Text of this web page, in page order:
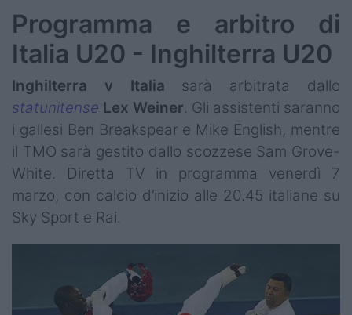
Programma e arbitro di
Italia U20 - Inghilterra U20
Inghilterra v Italia sarà arbitrata dallo
statunitense Lex Weiner. Gli assistenti saranno
i gallesi Ben Breakspear e Mike English, mentre
il TMO sarà gestito dallo scozzese Sam Grove-
White. Diretta TV in programma venerdì 7
marzo, con calcio d’inizio alle 20.45 italiane su
Sky Sport e Rai.